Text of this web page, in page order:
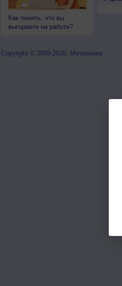
Как понять, что вы
выгораете на работе?
Copyright © 2009-2026, Метеонова